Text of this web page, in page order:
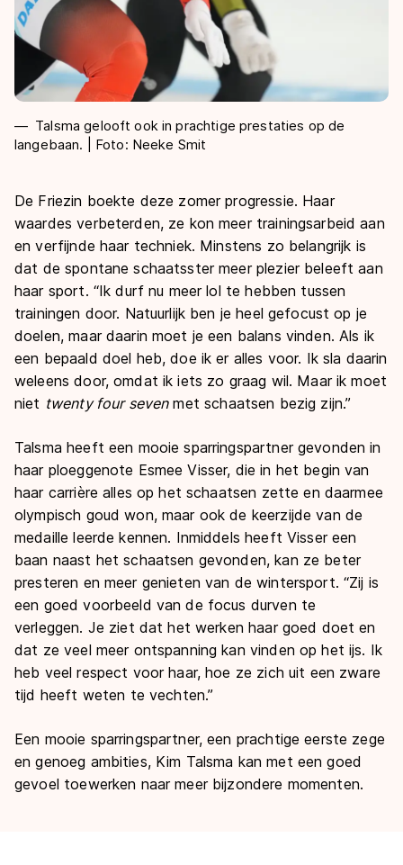
Talsma gelooft ook in prachtige prestaties op de
langebaan. | Foto: Neeke Smit
De Friezin boekte deze zomer progressie. Haar
waardes verbeterden, ze kon meer trainingsarbeid aan
en verfijnde haar techniek. Minstens zo belangrijk is
dat de spontane schaatsster meer plezier beleeft aan
haar sport. “Ik durf nu meer lol te hebben tussen
trainingen door. Natuurlijk ben je heel gefocust op je
doelen, maar daarin moet je een balans vinden. Als ik
een bepaald doel heb, doe ik er alles voor. Ik sla daarin
weleens door, omdat ik iets zo graag wil. Maar ik moet
niet twenty four sevenmet schaatsen bezig zijn.”
Talsma heeft een mooie sparringspartner gevonden in
haar ploeggenote Esmee Visser, die in het begin van
haar carrière alles op het schaatsen zette en daarmee
olympisch goud won, maar ook de keerzijde van de
medaille leerde kennen. Inmiddels heeft Visser een
baan naast het schaatsen gevonden, kan ze beter
presteren en meer genieten van de wintersport. “Zij is
een goed voorbeeld van de focus durven te
verleggen. Je ziet dat het werken haar goed doet en
dat ze veel meer ontspanning kan vinden op het ijs. Ik
heb veel respect voor haar, hoe ze zich uit een zware
tijd heeft weten te vechten.”
Een mooie sparringspartner, een prachtige eerste zege
en genoeg ambities, Kim Talsma kan met een goed
gevoel toewerken naar meer bijzondere momenten.